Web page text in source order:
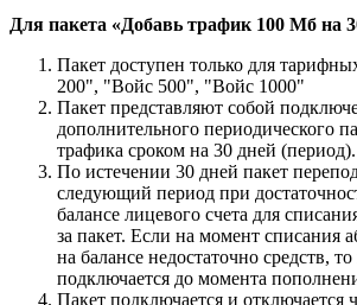
Для пакета «Добавь трафик 100 Мб на
Пакет доступен только для
200", "Войс 500", "Войс 1000"
Пакет представляют собой
дополнительного периодического
трафика сроком на 30 дней (период).
По истечении 30 дней пакет
следующий период при
балансе лицевого счета для
за пакет. Если на момент списания
на балансе недостаточно средств,
подключается до момента
Пакет подключается и отключается